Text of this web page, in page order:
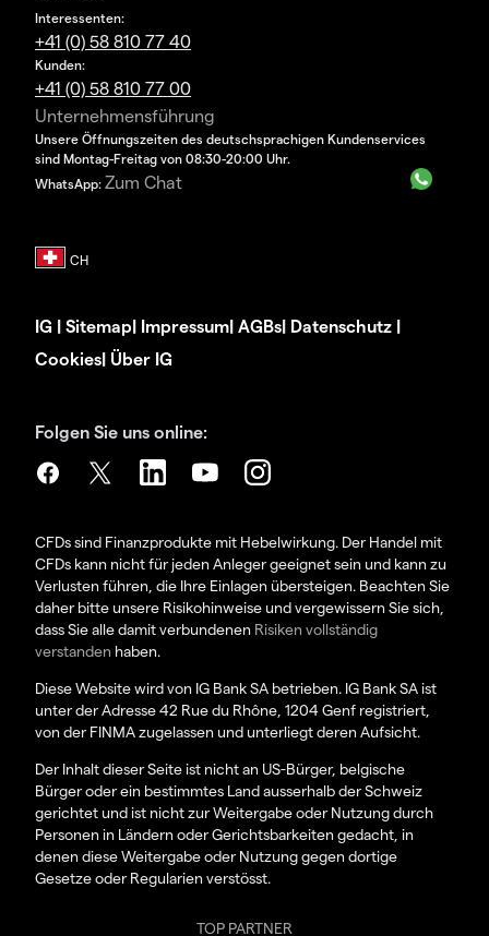
Interessenten:
+41 (0) 58 810 77 40
Kunden:
+41 (0) 58 810 77 00
Unternehmensführung
Unsere Öffnungszeiten des deutschsprachigen Kundenservices
sind Montag-Freitag von 08:30-20:00 Uhr.
WhatsApp: Zum Chat
IG | Sitemap| Impressum| AGBs| Datenschutz |
Cookies| Über IG
Folgen Sie uns online:
CFDs sind Finanzprodukte mit Hebelwirkung. Der Handel mit
CFDs kann nicht für jeden Anleger geeignet sein und kann zu
Verlusten führen, die Ihre Einlagen übersteigen. Beachten Sie
daher bitte unsere Risikohinweise und vergewissern Sie sich,
dass Sie alle damit verbundenen Risiken vollständig
verstanden haben.
Diese Website wird von IG Bank SA betrieben. IG Bank SA ist
unter der Adresse 42 Rue du Rhône, 1204 Genf registriert,
von der FINMA zugelassen und unterliegt deren Aufsicht.
Der Inhalt dieser Seite ist nicht an US-Bürger, belgische
Bürger oder ein bestimmtes Land ausserhalb der Schweiz
gerichtet und ist nicht zur Weitergabe oder Nutzung durch
Personen in Ländern oder Gerichtsbarkeiten gedacht, in
denen diese Weitergabe oder Nutzung gegen dortige
Gesetze oder Regularien verstösst.
TOP PARTNER